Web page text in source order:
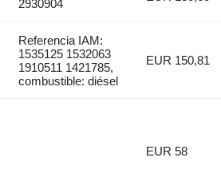
2930904
Referencia IAM:
1535125 1532063
1910511 1421785,
combustible: diésel
EUR 150,81
EUR 58